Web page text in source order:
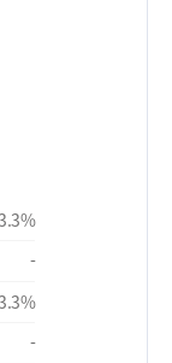
%
-
%
-